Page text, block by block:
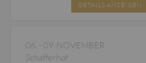
DETAILS ANZEIGEN
06. - 09. NOVEMBER
Schafferhof